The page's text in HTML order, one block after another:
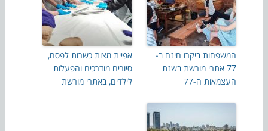
המשפחות ביקרו חינם ב-
77 אתרי מורשת בשנת
העצמאות ה-77
אפיית מצות כשרות לפסח,
סיורים מודרכים והפעלות
לילדים, באתרי מורשת